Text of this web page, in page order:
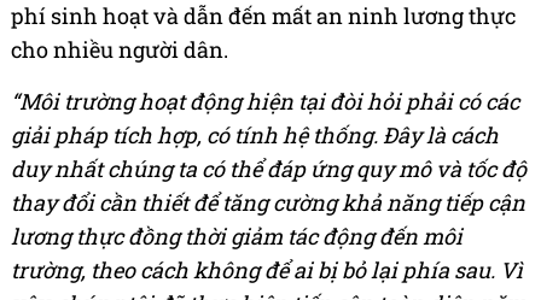
phí sinh hoạt và dẫn đến mất an ninh lương thực
cho nhiều người dân.
“Môi trường hoạt động hiện tại đòi hỏi phải có các
giải pháp tích hợp, có tính hệ thống.Đây là cách
duy nhất chúng ta có thể đáp ứng quy mô và tốc độ
thay đổi cần thiết để tăng cường khả năng tiếp cận
lương thực đồng thời giảm tác động đến môi
trường, theo cách không để ai bị bỏ lại phía sau. Vì